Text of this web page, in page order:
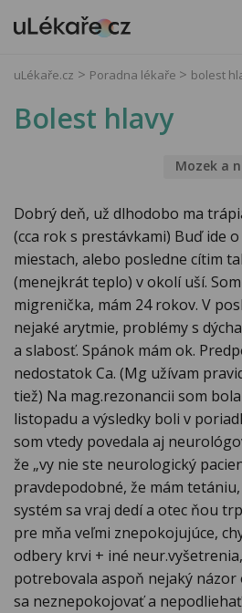
uLékaře.cz Poradna lékaře bolest
Bolest hlavy
Mozek a
Dobrý deň, už dlhodobo ma
(cca rok s prestávkami) Buď ide
miestach, alebo posledne cítim
(menejkrát teplo) v okolí uší.
migrenička, mám 24 rokov. V
nejaké arytmie, problémy s
a slabosť. Spánok mám ok.
nedostatok Ca. (Mg užívam
tiež) Na mag.rezonancii som
listopadu a výsledky boli v
som vtedy povedala aj
že „vy nie ste neurologický
pravdepodobné, že mám
systém sa vraj dedí a otec ňou
pre mňa veľmi znepokojujúce,
odbery krvi + iné
potrebovala aspoň nejaký
sa neznepokojovať a